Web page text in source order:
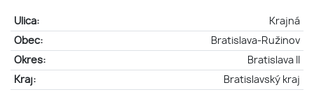
Ulica:
Krajná
Obec:
Bratislava-Ružinov
Okres:
Bratislava II
Kraj:
Bratislavský kraj